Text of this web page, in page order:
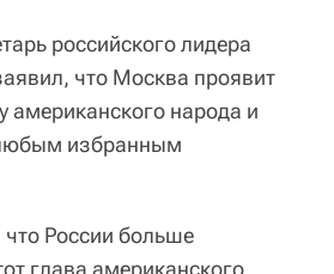
российского лидера
что Москва проявит
американского народа и
избранным
России больше
глава американского